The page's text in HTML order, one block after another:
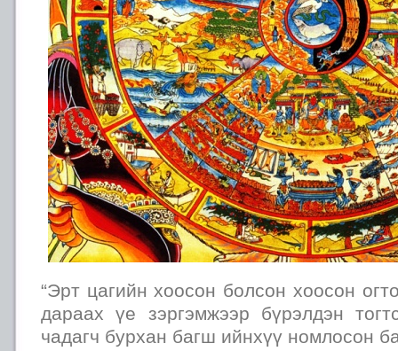
“Эрт цагийн хоосон болсон хоосон
дараах үе зэргэмжээр бүрэлдэн
чадагч бурхан багш ийнхүү номлосон